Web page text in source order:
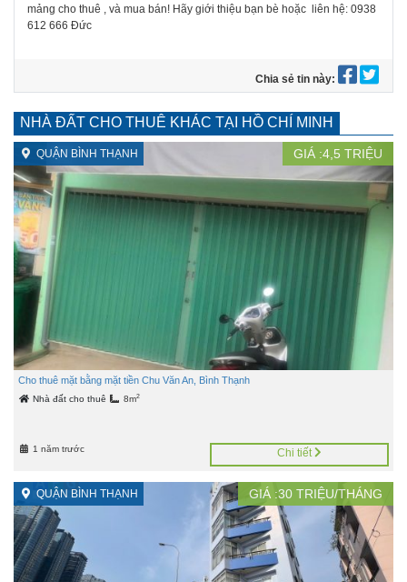
mảng cho thuê , và mua bán! Hãy giới thiệu bạn bè hoặc
liên hệ: 0938
612 666 Đức
Chia sẻ tin này:
NHÀ ĐẤT CHO THUÊ KHÁC TẠI HỒ CHÍ MINH
QUẬN BÌNH THẠNH GIÁ :4,5 TRIỆU
Cho thuê mặt bằng mặt tiền Chu Văn An, Bình Thạnh
Nhà đất cho thuê 8m2
1 năm trước Chi tiết
QUẬN BÌNH THẠNH GIÁ :30 TRIỆU/THÁNG